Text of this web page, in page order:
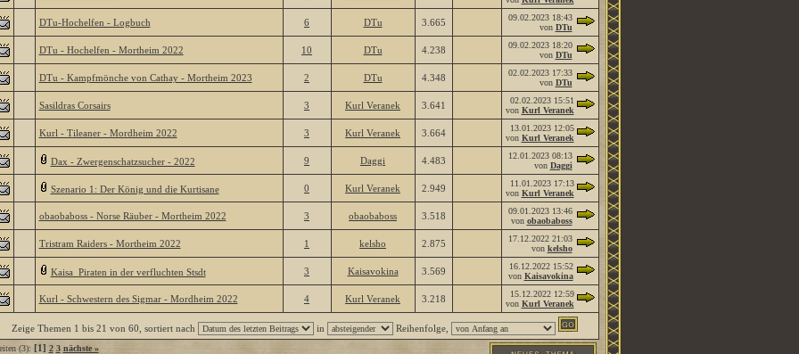
DTu-Hochelfen - Logbuch 6 DTu 3.665 09.02.2023 18:43
von DTu
DTu - Hochelfen - Mortheim 2022 10 DTu 4.238 09.02.2023 18:20
von DTu
DTu - Kampfmönche von Cathay - Mortheim 2023 2 DTu 4.348 02.02.2023 17:33
von DTu
Sasildras Corsairs 3 Kurl Veranek 3.641 02.02.2023 15:51
von Kurl Veranek
Kurl - Tileaner - Mordheim 2022 3 Kurl Veranek 3.664 13.01.2023 12:05
von Kurl Veranek
Dax - Zwergenschatzsucher - 2022 9 Daggi 4.483 12.01.2023 08:13
von Daggi
Szenario 1: Der König und die Kurtisane 0 Kurl Veranek 2.949 11.01.2023 17:13
von Kurl Veranek
obaobaboss - Norse Räuber - Mortheim 2022 3 obaobaboss 3.518 09.01.2023 13:46
von obaobaboss
Tristram Raiders - Mortheim 2022 1 kelsho 2.875 17.12.2022 21:03
von kelsho
Kaisa_Piraten in der verfluchten Stsdt 3 Kaisavokina 3.569 16.12.2022 15:52
von Kaisavokina
Kurl - Schwestern des Sigmar - Mordheim 2022 4 Kurl Veranek 3.218 15.12.2022 12:59
von Kurl Veranek
Zeige Themen 1 bis 21 von 60, sortiert nach in Reihenfolge,
(3): [1] 2 3 nächste »